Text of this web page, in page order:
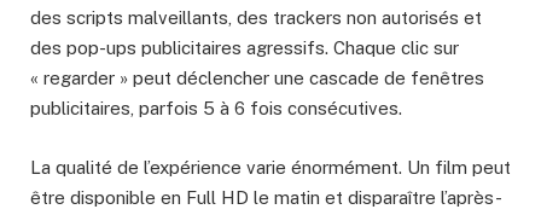
des scripts malveillants, des trackers non autorisés et
des pop-ups publicitaires agressifs. Chaque clic sur
« regarder » peut déclencher une cascade de fenêtres
publicitaires, parfois 5 à 6 fois consécutives.
La qualité de l’expérience varie énormément. Un film peut
être disponible en Full HD le matin et disparaître l’après-